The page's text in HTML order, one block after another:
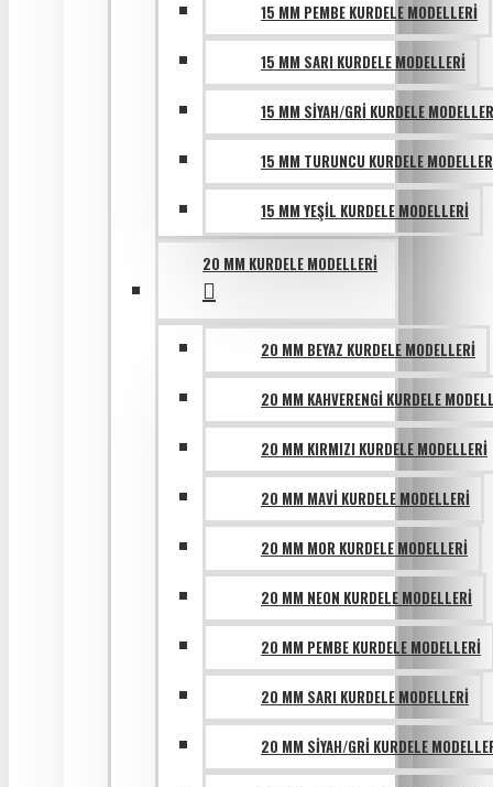
15 MM PEMBE KURDELE MODELLERI
15 MM SARI KURDELE MODELLERI
15 MM SIYAH/GRI KURDELE
15 MM TURUNCU KURDELE
15 MM YEŞIL KURDELE MODELLERI
20 MM KURDELE MODELLERI
20 MM BEYAZ KURDELE MODELLERI
20 MM KAHVERENGI KURDELE
20 MM KIRMIZI KURDELE MODELLERI
20 MM MAVI KURDELE MODELLERI
20 MM MOR KURDELE MODELLERI
20 MM NEON KURDELE MODELLERI
20 MM PEMBE KURDELE MODELLERI
20 MM SARI KURDELE MODELLERI
20 MM SIYAH/GRI KURDELE